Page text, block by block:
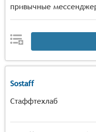
привычные
Sostaff
Стаффтехлаб